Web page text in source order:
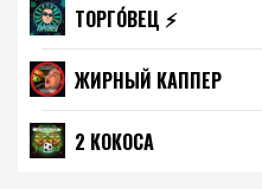
ТОРГО́ВЕЦ ⚡️
ЖИРНЫЙ КАППЕР
2 КОКОСА